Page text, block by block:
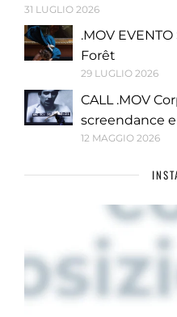
31 LUGLIO 2026
.MOV EVENTO
Forêt
29 LUGLIO 2026
CALL .MOV
screendance
12 MAGGIO 2026